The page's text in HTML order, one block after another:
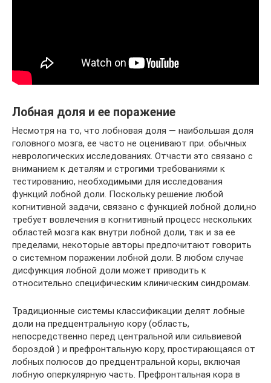
Лобная доля и ее поражение
Несмотря на то, что лобновая доля — наибольшая доля
головного мозга, ее часто не оценивают при. обычных
неврологических исследованиях. Отчасти это связано с
вниманием к деталям и строгими требованиями к
тестированию, необходимыми для исследования
функций лобной доли. Поскольку решение любой
когнитивной задачи, связано с функцией лобной доли,но
требует вовлечения в когнитивный процесс нескольких
областей мозга как внутри лобной доли, так и за ее
пределами, некоторые авторы предпочитают говорить
о системном поражении лобной доли. В любом случае
дисфункция лобной доли может приводить к
относительно специфическим клиническим синдромам.
Традиционные системы классификации делят лобные
доли на предцентральную кору (область,
непосредственно перед центральной или сильвиевой
бороздой ) и префронтальную кору, простирающаяся от
лобных полюсов до предцентральной коры, включая
лобную оперкулярную часть. Префронтальная кора в